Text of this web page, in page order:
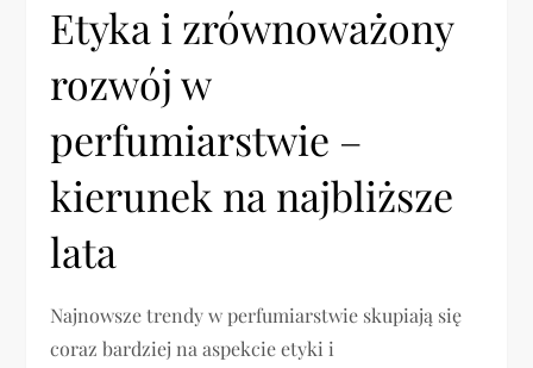
Etyka i zrównoważony
rozwój w
perfumiarstwie –
kierunek na najbliższe
lata
Najnowsze trendy w perfumiarstwie skupiają się
coraz bardziej na aspekcie etyki i